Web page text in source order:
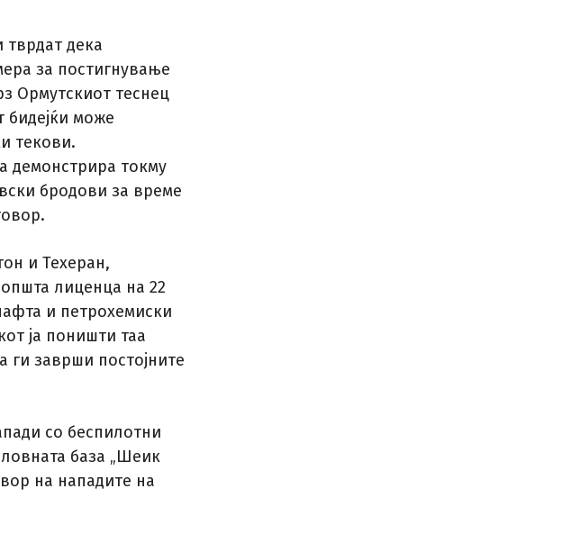
дека
за постигнување
Ормутскиот теснец
бидејќи може
текови.
демонстрира токму
бродови за време
и Техеран,
лиценца на 22
и петрохемиски
ја поништи таа
ги заврши постојните
со беспилотни
база „Шеик
на нападите на